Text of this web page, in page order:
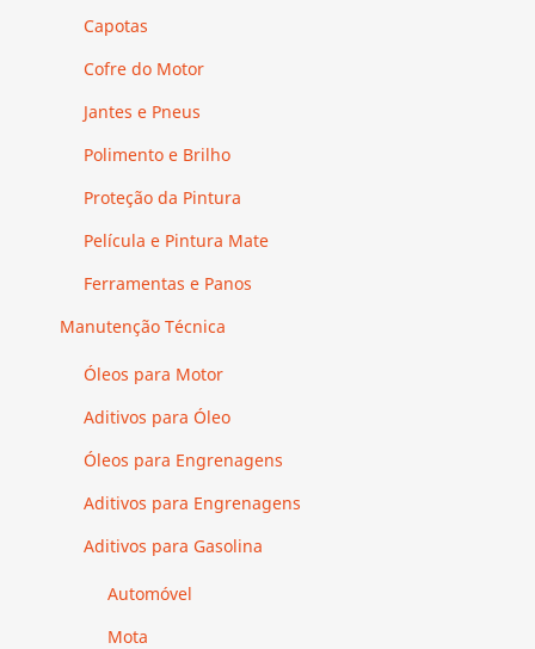
Capotas
Cofre do Motor
Jantes e Pneus
Polimento e Brilho
Proteção da Pintura
Película e Pintura Mate
Ferramentas e Panos
Manutenção Técnica
Óleos para Motor
Aditivos para Óleo
Óleos para Engrenagens
Aditivos para Engrenagens
Aditivos para Gasolina
Automóvel
Mota